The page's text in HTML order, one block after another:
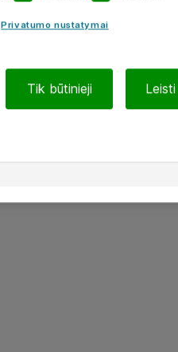
Privatumo nustatymai
Tik būtinieji